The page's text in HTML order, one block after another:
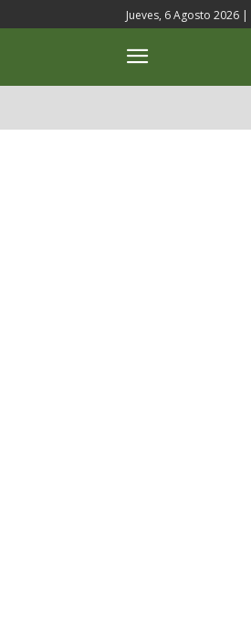
Jueves, 6 Agosto 2026 |